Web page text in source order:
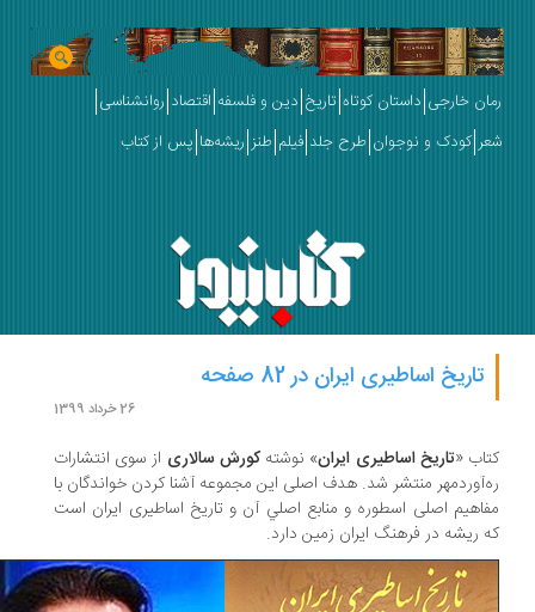
خارجی داستان کوتاه تاریخ دین و فلسفه اقتصاد روانشناسی
کودک و نوجوان طرح جلد فیلم طنز ریشه‌ها پس از کتاب
تاریخ اساطیری ایران در 82 صفحه
تاریخ اساطیری ایران» نوشته کورش سالاریاز سوی انتشارات
منتشر شد. هدف اصلی این مجموعه آشنا کردن خواندگان با
اصلی اسطوره و منابع اصلي آن و تاريخ اساطيری ايران است
ريشه در فرهنگ ايران زمين دارد.